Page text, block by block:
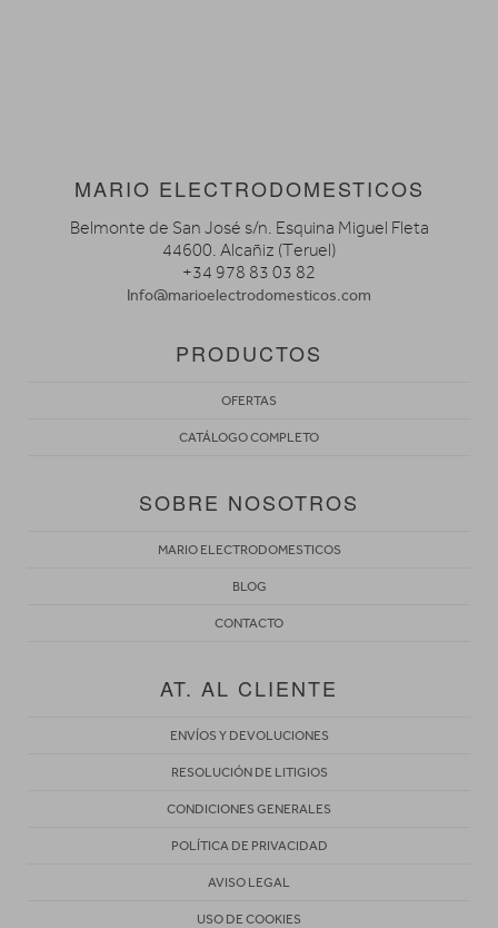
MARIO ELECTRODOMESTICOS
Belmonte de San José s/n. Esquina Miguel Fleta
44600. Alcañiz (Teruel)
+34 978 83 03 82
Info@marioelectrodomesticos.com
PRODUCTOS
OFERTAS
CATÁLOGO COMPLETO
SOBRE NOSOTROS
MARIO ELECTRODOMESTICOS
BLOG
CONTACTO
AT. AL CLIENTE
ENVÍOS Y DEVOLUCIONES
RESOLUCIÓN DE LITIGIOS
CONDICIONES GENERALES
POLÍTICA DE PRIVACIDAD
AVISO LEGAL
USO DE COOKIES